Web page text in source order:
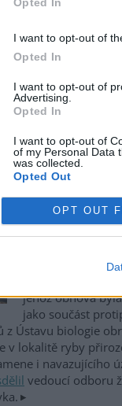
I want to opt-out of
Opted In
I want to opt-out of
Advertising.
Opted In
I want to opt-out of
of my Personal Data
was collected.
Opted Out
OPT OUT
po kratom
Matcha i kratom
původu a výběru
ožilo,
ČTK) Diskuse: 2
revitalizovaném
jehož obnova
jako součást
Ústavu biologie
v lokalitě ryby
i navazujícího
vedoucí odboru